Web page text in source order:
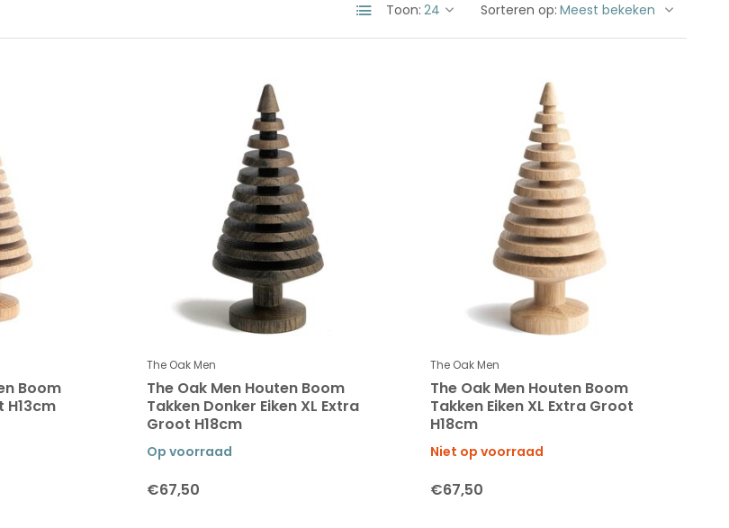
Toon: Sorteren op:
Boom
H13cm
The Oak Men
The Oak Men Houten Boom
Takken Donker Eiken XL Extra
Groot H18cm
Op voorraad
€67,50
The Oak Men
The Oak Men Houten Boom
Takken Eiken XL Extra Groot
H18cm
Niet op voorraad
€67,50